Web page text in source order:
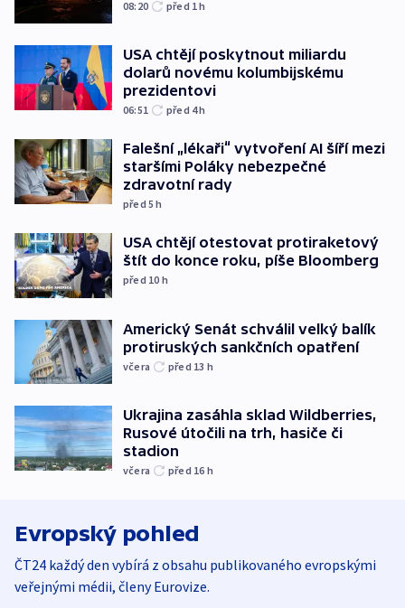
08:20 před 1h
USA chtějí poskytnout miliardu
dolarů novému kolumbijskému
prezidentovi
06:51 před 4h
Falešní „lékaři“ vytvoření AI šíří mezi
staršími Poláky nebezpečné
zdravotní rady
před 5h
USA chtějí otestovat protiraketový
štít do konce roku, píše Bloomberg
před 10 h
Americký Senát schválil velký balík
protiruských sankčních opatření
včera před 13 h
Ukrajina zasáhla sklad Wildberries,
Rusové útočili na trh, hasiče či
stadion
včera před 16 h
Evropský pohled
ČT24 každý den vybírá z obsahu publikovaného evropskými
veřejnými médii, členy Eurovize.